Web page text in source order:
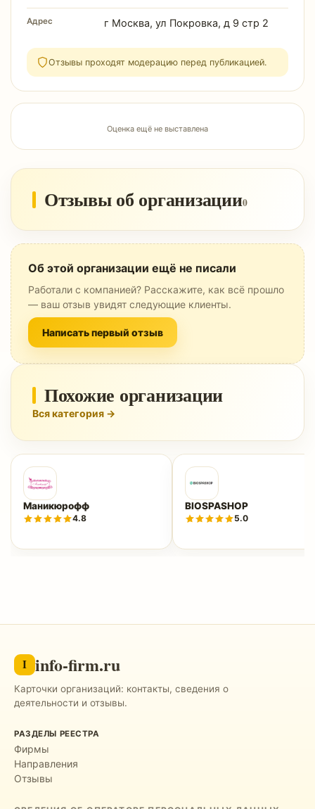
Адрес г Москва, ул Покровка, д 9 стр 2
Отзывы проходят модерацию перед публикацией.
Оценка ещё не выставлена
Отзывы об организации0
Об этой организации ещё не писали
Работали с компанией? Расскажите, как всё прошло
— ваш отзыв увидят следующие клиенты.
Написать первый отзыв
Похожие организации
Вся категория →
Маникюрофф
4.8
BIOSPASHOP
5.0
I info-firm.ru
Карточки организаций: контакты, сведения о
деятельности и отзывы.
РАЗДЕЛЫ РЕЕСТРА
Фирмы
Направления
Отзывы